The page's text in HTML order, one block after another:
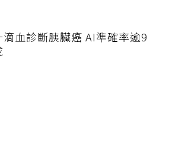
滴血診斷胰臟癌 AI準確率逾9